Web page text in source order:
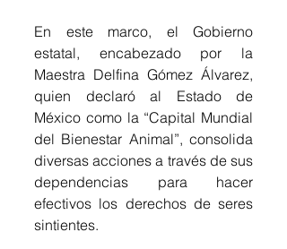
En este marco, el Gobierno
estatal, encabezado por la
Maestra Delfina Gómez Álvarez,
quien declaró al Estado de
México como la “Capital Mundial
del Bienestar Animal”, consolida
diversas acciones a través de sus
dependencias para hacer
efectivos los derechos de seres
sintientes.